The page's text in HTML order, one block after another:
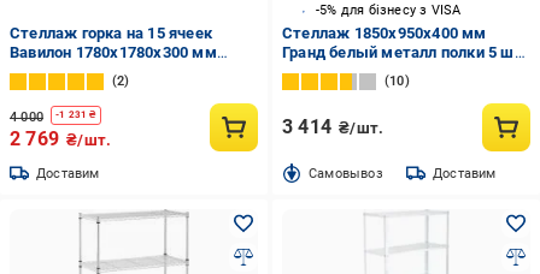
Стеллаж горка на 15 ячеек
Вавилон 1780х1780х300 мм
Белый
2
4 000 -1 231 ₴
2 769 ₴/шт.
Доставим
-5% для бізнесу з VISA
Стеллаж 1850x950x400 мм
Гранд белый металл полки 5 шт.
крашенный
10
3 414 ₴/шт.
Cамовывоз Доставим